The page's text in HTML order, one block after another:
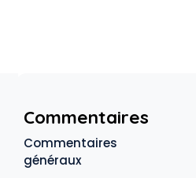
Commentaires
Commentaires
généraux